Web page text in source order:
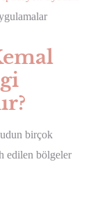
birçok
edilen bölgeler